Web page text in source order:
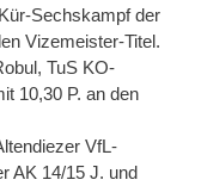
Sechskampf der
Vizemeister-Titel.
TuS KO-
10,30 P. an den
VfL-
AK 14/15 J. und